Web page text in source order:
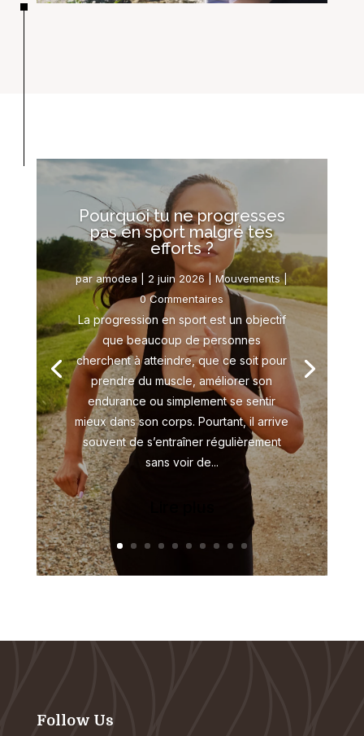
Pourquoi tu ne progresses
pas en sport malgré tes
efforts ?
paramodea 2 juin 2026 |Mouvements|
0 Commentaires
La progression en sport est un objectif
que beaucoup de personnes
cherchent à atteindre, que ce soit pour
prendre du muscle, améliorer son
endurance ou simplement se sentir
mieux dans son corps. Pourtant, il arrive
souvent de s’entraîner régulièrement
sans voir de...
Follow Us